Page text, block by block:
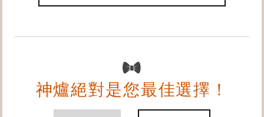
神爐絕對是您最佳選擇！